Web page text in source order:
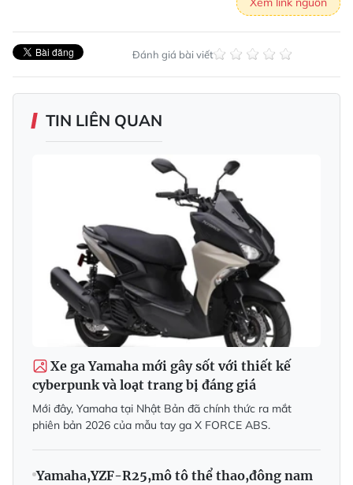
Đánh giá bài viết
TIN LIÊN QUAN
Xe ga Yamaha mới gây sốt với thiết kế
cyberpunk và loạt trang bị đáng giá
Mới đây, Yamaha tại Nhật Bản đã chính thức ra mắt
phiên bản 2026 của mẫu tay ga X FORCE ABS.
Yamaha,YZF-R25,mô tô thể thao,đông nam